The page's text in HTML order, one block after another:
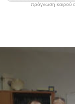
πρόγνωση καιρού